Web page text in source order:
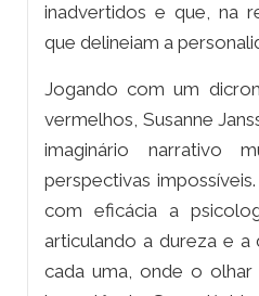
inadvertidos e que, na
que delineiam a
Jogando com um
vermelhos, Susanne
imaginário narrativo
perspectivas
com eficácia a
articulando a dureza e
cada uma, onde o olhar